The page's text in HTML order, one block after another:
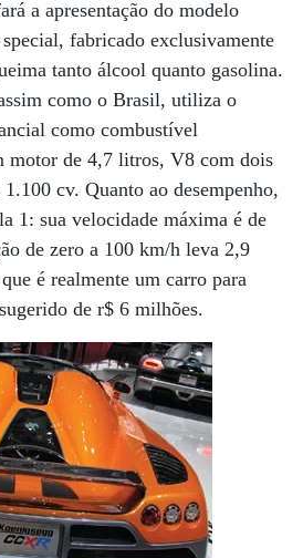
a apresentação do modelo
fabricado exclusivamente
tanto álcool quanto gasolina.
como o Brasil, utiliza o
como combustível
motor de 4,7 litros, V8 com dois
cv. Quanto ao desempenho,
1: sua velocidade máxima é de
de zero a 100 km/h leva 2,9
é realmente um carro para
de r$ 6 milhões.